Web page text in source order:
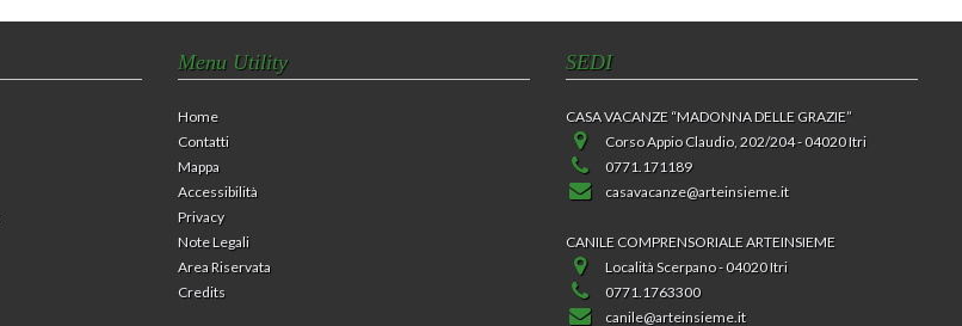
Menu Utility
Home
Contatti
Mappa
Accessibilità
Privacy
Note Legali
Area Riservata
Credits
SEDI
CASA VACANZE “MADONNA DELLE GRAZIE”
Corso Appio Claudio, 202/204 - 04020 Itri
0771.171189
casavacanze@arteinsieme.it
CANILE COMPRENSORIALE ARTEINSIEME
Località Scerpano - 04020 Itri
0771.1763300
canile@arteinsieme.it